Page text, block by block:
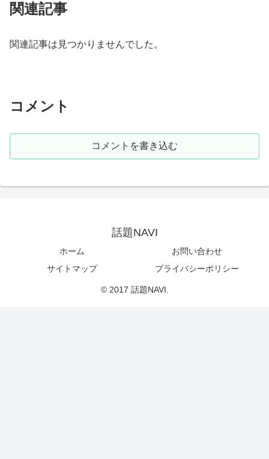
関連記事
関連記事は見つかりませんでした。
コメント
コメントを書き込む
話題NAVI
ホーム
お問い合わせ
サイトマップ
プライバシーポリシー
© 2017 話題NAVI.